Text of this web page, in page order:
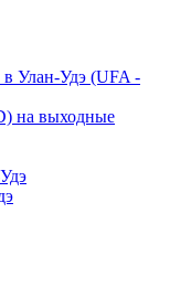
Улан-Удэ (UFA -
на выходные